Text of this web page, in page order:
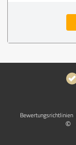
Bewertungs­richtlinien
©